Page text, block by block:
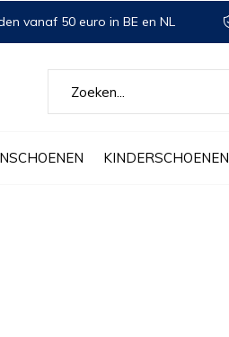
KINDERSCHOENEN
vanaf 50 euro in BE en NL